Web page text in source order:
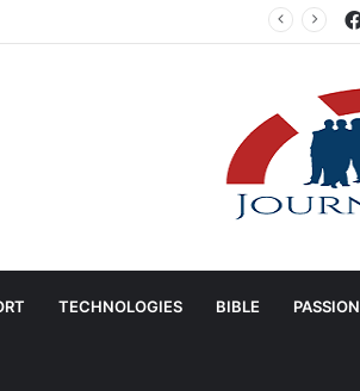
un mois aux États-Unis
TECHNOLOGIES BIBLE PASSION